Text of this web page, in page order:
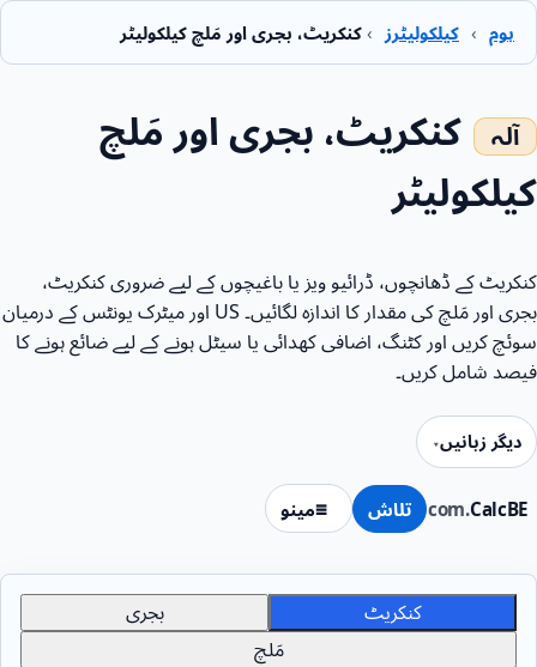
ہوم › کیلکولیٹرز › کنکریٹ، بجری اور مَلچ کیلکولیٹر
CalcBE
.com تلاش مینو
کنکریٹ، بجری اور مَلچ
کیلکولیٹر
کنکریٹ کے ڈھانچوں، ڈرائیو ویز یا باغیچوں کے لیے ضروری کنکریٹ،
بجری اور مَلچ کی مقدار کا اندازہ لگائیں۔ US اور میٹرک یونٹس کے درمیان
سوئچ کریں اور کٹنگ، اضافی کھدائی یا سیٹل ہونے کے لیے ضائع ہونے کا
فیصد شامل کریں۔
دیگر زبانیں
کنکریٹ
بجری
مَلچ